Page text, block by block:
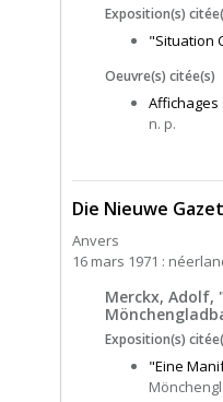
Exposition(s)
"Situation
Oeuvre(s) citée(s)
Affichages
n. p.
Die Nieuwe Gazet
Anvers
16 mars 1971 :
Merckx, Adolf,
Exposition(s)
"Eine